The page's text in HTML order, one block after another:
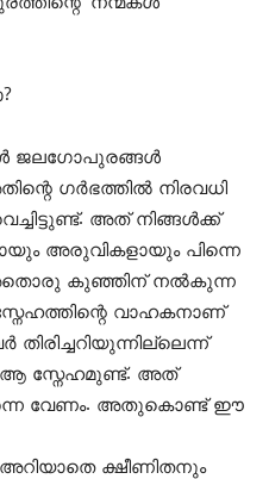
ജലഗോപുരങ്ങൾ
ഗർഭത്തിൽ നിരവധി
അത് നിങ്ങൾക്ക്
അരുവികളായും പിന്നെ
കുഞ്ഞിന് നൽകുന്ന
വാഹകനാണ്
തിരിച്ചറിയുന്നില്ലെന്ന്
ആ സ്നേഹമുണ്ട്. അത്
വേണം. അതുകൊണ്ട് ഈ
ക്ഷീണിതനും